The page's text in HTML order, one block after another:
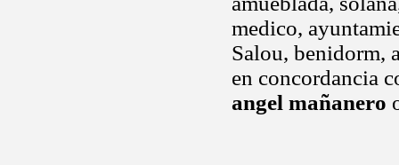
medico,
Salou, benidorm,
en concordancia
angel mañanero